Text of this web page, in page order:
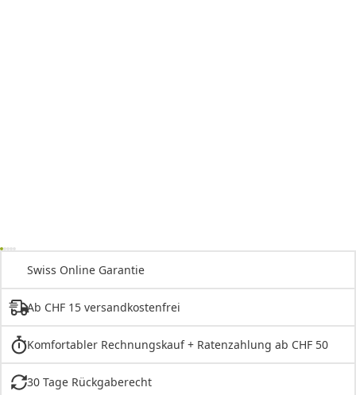
Swiss Online Garantie
Ab CHF 15 versandkostenfrei
Komfortabler Rechnungskauf + Ratenzahlung ab CHF 50
30 Tage Rückgaberecht